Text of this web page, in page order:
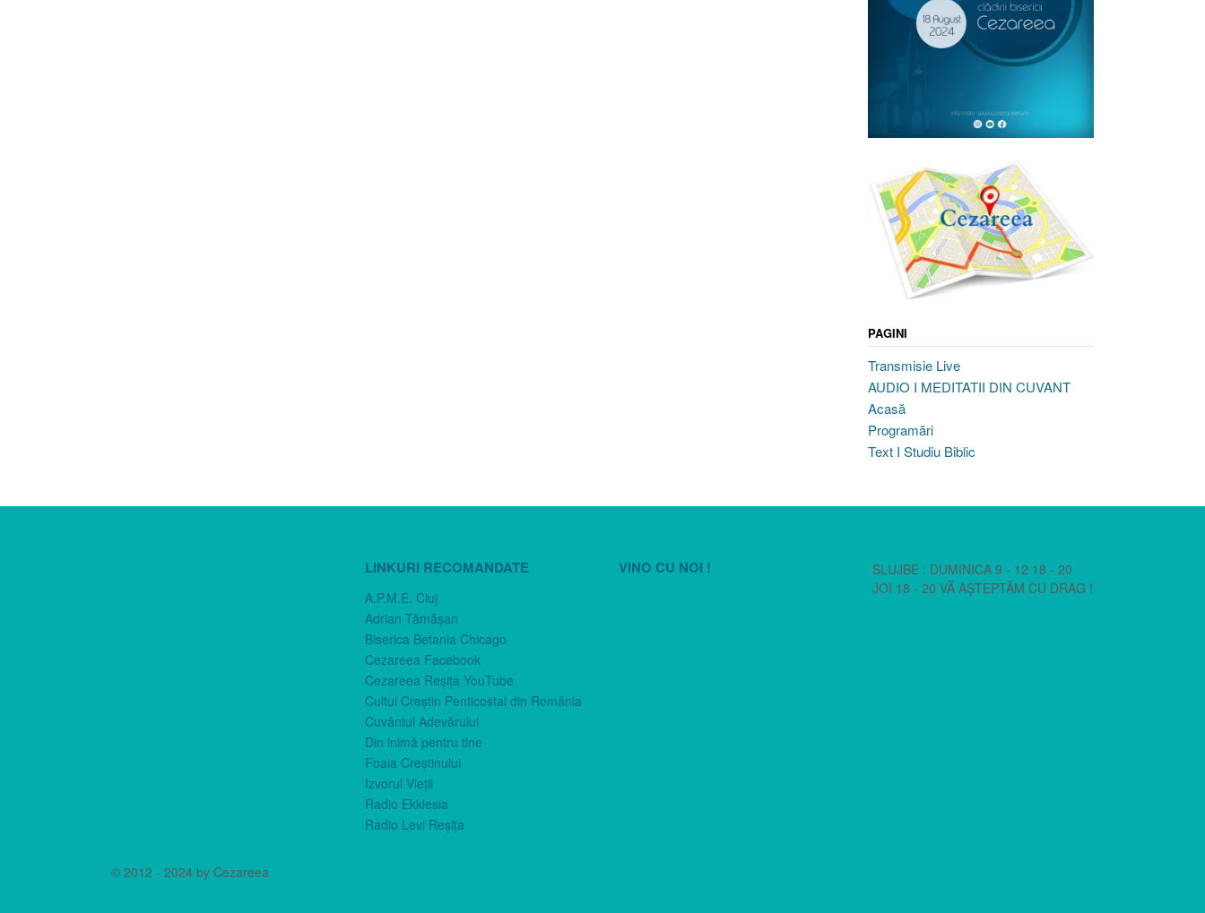
PAGINI
Transmisie Live
AUDIO I MEDITATII DIN CUVANT
Acasă
Programări
Text I Studiu Biblic
LINKURI RECOMANDATE
A.P.M.E. Cluj
Adrian Tămăşan
Biserica Betania Chicago
Cezareea Facebook
Cezareea Reşiţa YouTube
Cultul Creştin Penticostal din România
Cuvântul Adevărului
Din inimă pentru tine
Foaia Creştinului
Izvorul Vieţii
Radio Ekklesia
Radio Levi Reşiţa
VINO CU NOI !
SLUJBE : DUMINICA 9 - 12 18 - 20
JOI 18 - 20 VĂ AȘTEPTĂM CU DRAG !
© 2012 - 2024 by Cezareea